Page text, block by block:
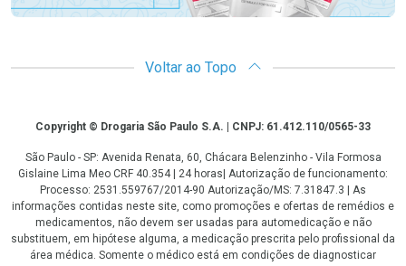
Voltar ao Topo
CopyrightCopyright © Drogaria São Paulo S.A. | CNPJ: 61.412.110/0565-33
São Paulo - SP: Avenida Renata, 60, Chácara Belenzinho - Vila Formosa
Gislaine Lima Meo CRF 40.354 | 24 horas| Autorização de funcionamento:
Processo: 2531.559767/2014-90 Autorização/MS: 7.31847.3 | As
informações contidas neste site, como promoções e ofertas de remédios e
medicamentos, não devem ser usadas para automedicação e não
substituem, em hipótese alguma, a medicação prescrita pelo profissional da
área médica. Somente o médico está em condições de diagnosticar